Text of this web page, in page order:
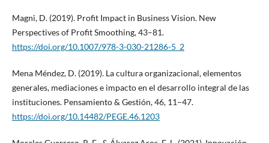
Magni, D. (2019). Profit Impact in Business Vision. New
Perspectives of Profit Smoothing, 43–81.
https://doi.org/10.1007/978-3-030-21286-5_2
Mena Méndez, D. (2019). La cultura organizacional, elementos
generales, mediaciones e impacto en el desarrollo integral de las
instituciones. Pensamiento & Gestión, 46, 11–47.
https://doi.org/10.14482/PEGE.46.1203